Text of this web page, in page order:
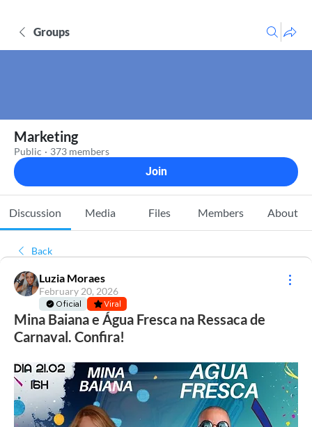
Groups
Marketing
Public · 373 members
Join
Discussion Media Files Members About
Back
Luzia Moraes
February 20, 2026
Oficial Viral
Mina Baiana e Água Fresca na Ressaca de
Carnaval. Confira!